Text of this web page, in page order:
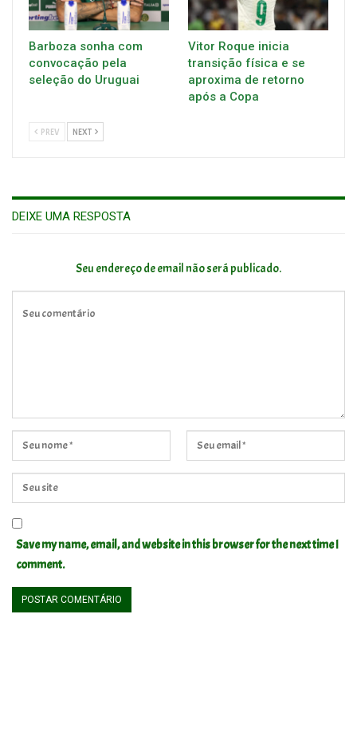
Barboza sonha com
convocação pela
seleção do Uruguai
Vitor Roque inicia
transição física e se
aproxima de retorno
após a Copa
PREV NEXT
DEIXE UMA RESPOSTA
Seu endereço de email não será publicado.
Save my name, email, and website in this browser for the next time I
comment.